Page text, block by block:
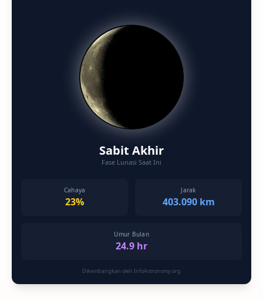
Sabit Akhir
Fase Lunasi Saat Ini
Cahaya
23%
Jarak
403.090 km
Umur Bulan
24.9 hr
Dikembangkan oleh InfoAstronomy.org